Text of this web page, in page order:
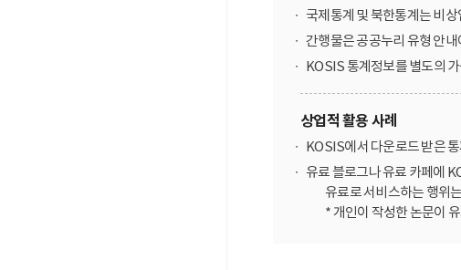
국제통계 및 북한통계는 비
간행물은 공공누리 유형 안
KOSIS 통계정보를 별도의
상업적 활용 사례
KOSIS에서 다운로드 받은
유료 블로그나 유료 카페에
유료로 서비스하는 행위
* 개인이 작성한 논문이